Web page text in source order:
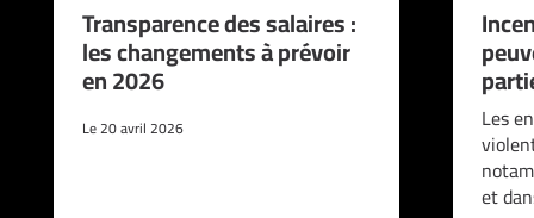
Transparence des salaires :
les changements à prévoir
en 2026
Le 20 avril 2026 Les
et